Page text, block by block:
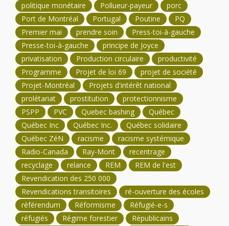
politique monétaire
Pollueur-payeur
porc
Port de Montréal
Portugal Poutine
PQ
Premier mai
prendre soin
Press-toi-à-gauche
Presse-toi-à-gauche
principe de Joyce
privatisation
Production circulaire
productivité
Programme
Projet de loi 69
projet de société
Projet-Montréal
Projets d'intérêt national
prolétariat
prostitution
protectionnisme
PSPP
PVC Quebec bashing
Québec
Québec Inc
Québec Inc.
Québec solidaire
Québec ZéN
racisme
racisme systémique
Radio-Canada
Ray-Mont
recentrage
recyclage
relance REM
REM de l'est
Revendication des 250 000
Revendications transitoires
ré-ouverture des écoles
référendum
Réformisme
Réfugié-e-s
réfugiés
Régime forestier
Républicains